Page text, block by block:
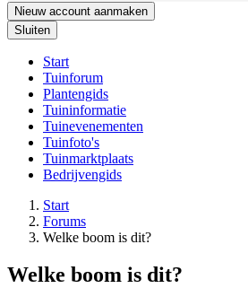
Nieuw account aanmaken
Sluiten
Start
Tuinforum
Plantengids
Tuininformatie
Tuinevenementen
Tuinfoto's
Tuinmarktplaats
Bedrijvengids
Start
Forums
Welke boom is dit?
Welke boom is dit?